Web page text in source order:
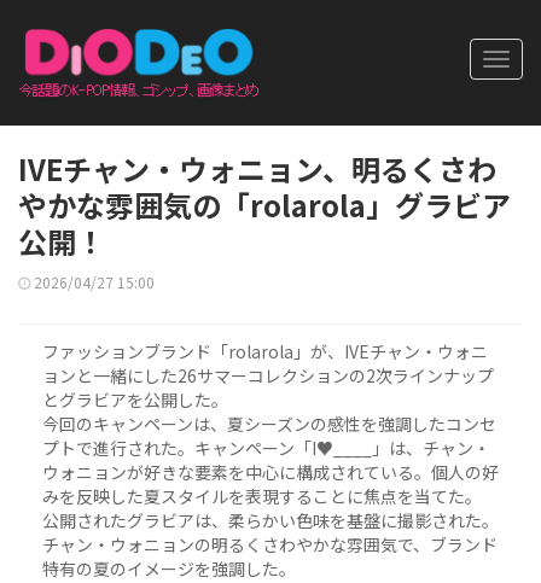
IVEチャン・ウォニョン、明るくさわ
やかな雰囲気の「rolarola」グラビア
公開！
2026/04/27 15:00
ファッションブランド「rolarola」が、IVEチャン・ウォニ
ョンと一緒にした26サマーコレクションの2次ラインナップ
とグラビアを公開した。
今回のキャンペーンは、夏シーズンの感性を強調したコンセ
プトで進行された。キャンペーン「I♥____」は、チャン・
ウォニョンが好きな要素を中心に構成されている。個人の好
みを反映した夏スタイルを表現することに焦点を当てた。
公開されたグラビアは、柔らかい色味を基盤に撮影された。
チャン・ウォニョンの明るくさわやかな雰囲気で、ブランド
特有の夏のイメージを強調した。